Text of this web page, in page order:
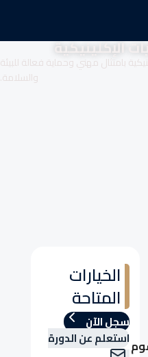
الإكلينيكية
بامتثال مهني وحماية فعالة للبيئة
والسلامة.
الخيارات
المتاحة
سجل الآن
استعلم عن الدورة